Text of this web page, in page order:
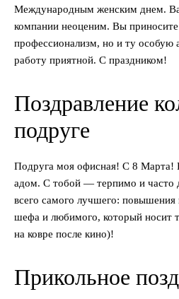
Международным женским днем.
компании неоценим. Вы приносите
профессионализм, но и ту особую
работу приятной. С праздником!
Поздравление
подруге
Подруга моя офисная! С 8 Марта!
адом. С тобой — терпимо и часто
всего самого лучшего:
шефа и любимого, который носит
на ковре после кино)!
Прикольное